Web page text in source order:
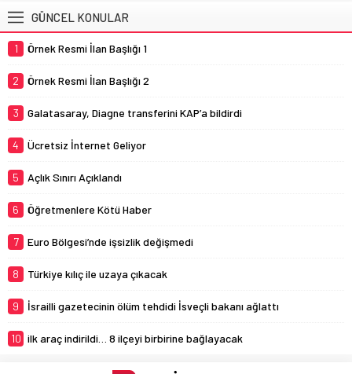
GÜNCEL KONULAR
1 Örnek Resmi İlan Başlığı 1
2 Örnek Resmi İlan Başlığı 2
3 Galatasaray, Diagne transferini KAP’a bildirdi
4 Ücretsiz İnternet Geliyor
5 Açlık Sınırı Açıklandı
6 Öğretmenlere Kötü Haber
7 Euro Bölgesi’nde işsizlik değişmedi
8 Türkiye kılıç ile uzaya çıkacak
9 İsrailli gazetecinin ölüm tehdidi İsveçli bakanı ağlattı
10 ilk araç indirildi… 8 ilçeyi birbirine bağlayacak